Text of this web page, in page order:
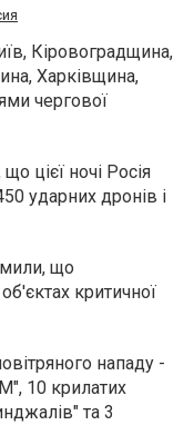
Кіровоградщина,
Харківщина,
чергової
цієї ночі Росія
ударних дронів і
що
критичної
нападу -
10 крилатих
та 3